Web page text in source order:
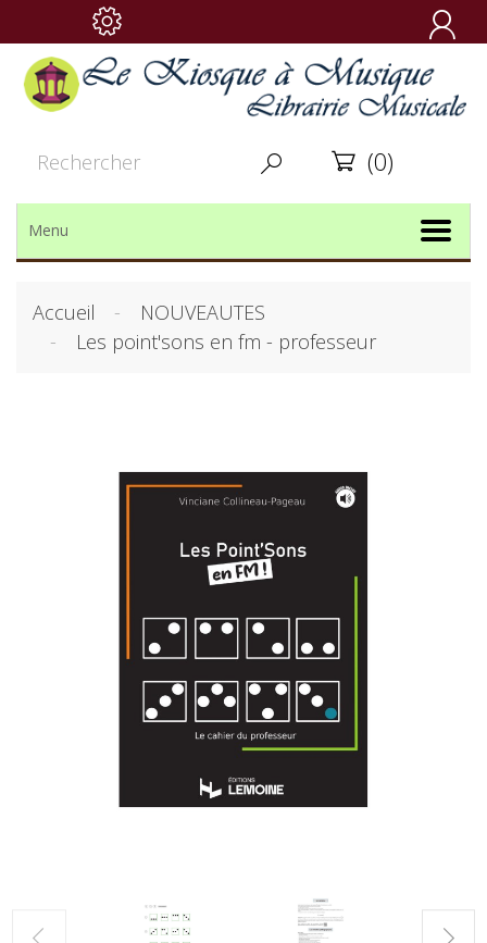

  (0)
Menu
Accueil
NOUVEAUTES
Les point'sons en fm - professeur